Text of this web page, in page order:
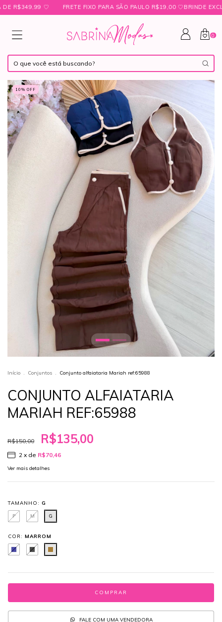
ㅤ♡ FRETE FIXO PARA SÃO PAULO R$19,00 ㅤ♡ㅤBRINDE
0
10 % OFF
Início . Conjuntos . Conjunto alfaiataria Mariah ref:65988
CONJUNTO ALFAIATARIA
MARIAH REF:65988
R$150,00 R$135,00
2 x de R$70,46
Ver mais detalhes
TAMANHO: G
P
M G
COR: MARROM
FALE COM UMA VENDEDORA